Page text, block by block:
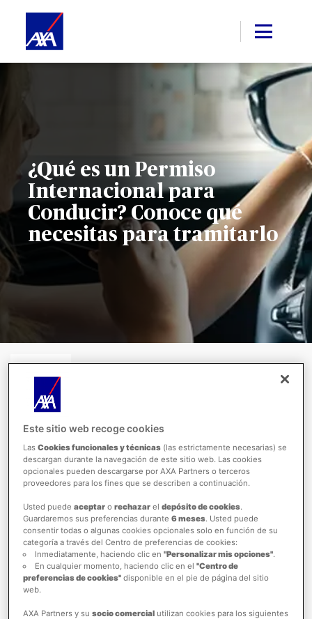
¿Qué es un Permiso
Internacional para
Conducir? Conoce qué
necesitas para tramitarlo
Fecha de publicación: 01/12/2020
Muchos viajeros normalmente consideramos que
nuestro permiso nacional de conducir es
suficiente si queremos manejar en el extranjero.
las empresas de renta de autos te soliciten más
que tu pasaporte y una tarjeta, será necesario un
IDP. Es decir, un Permiso Internacional para
Conducir. Pero, ¿qué es este permiso y que
necesitamos para poder tramitarlo?
Denominado “IDP” por las siglas en ingles
Este sitio web recoge cookies
LasCookies funcionales y técnicas (las estrictamente necesarias) se
descargan durante la navegación de este sitio web. Las cookies
opcionales pueden descargarse por AXA Partners o terceros
proveedores para los fines que se describen a continuación.
Usted puedeaceptar orechazar eldepósito de cookies.
Guardaremos sus preferencias durante6 meses. Usted puede
consentir todas o algunas cookies opcionales solo en función de su
categoría a través del Centro de preferencias de cookies:
Inmediatamente, haciendo clic en "Personalizar mis opciones".
En cualquier momento, haciendo clic en el "Centro de
preferencias de cookies" disponible en el pie de página del sitio
web.
AXA Partners y susocio comercial utilizan cookies para los siguientes